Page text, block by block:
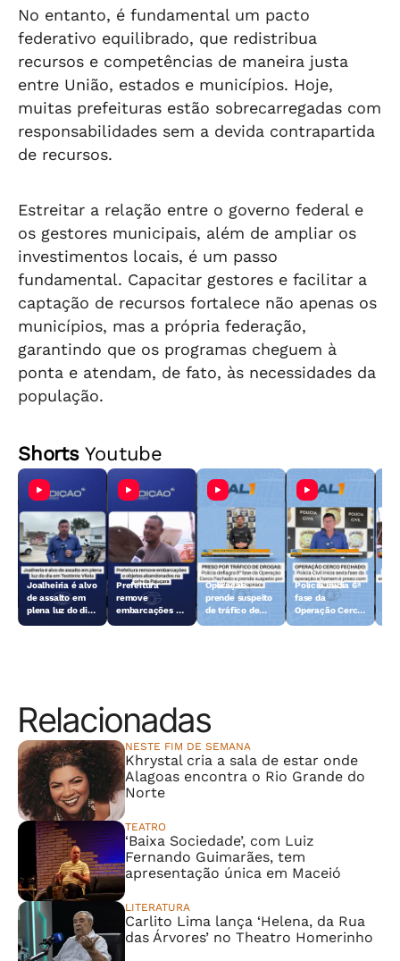
No entanto, é fundamental um pacto
federativo equilibrado, que redistribua
recursos e competências de maneira justa
entre União, estados e municípios. Hoje,
muitas prefeituras estão sobrecarregadas com
responsabilidades sem a devida contrapartida
de recursos.
Estreitar a relação entre o governo federal e
os gestores municipais, além de ampliar os
investimentos locais, é um passo
fundamental. Capacitar gestores e facilitar a
captação de recursos fortalece não apenas os
municípios, mas a própria federação,
garantindo que os programas cheguem à
ponta e atendam, de fato, às necessidades da
população.
ShortsYoutube
Joalheiria é alvo
de assalto em
plena luz do dia
Prefeitura
remove
embarcações e
Operação
prende suspeito
de tráfico de
Polícia inicia 6ª
fase da
Operação Cerco
Relacionadas
NESTE FIM DE SEMANA
Khrystal cria a sala de estar onde
Alagoas encontra o Rio Grande do
Norte
TEATRO
‘Baixa Sociedade’, com Luiz
Fernando Guimarães, tem
apresentação única em Maceió
LITERATURA
Carlito Lima lança ‘Helena, da Rua
das Árvores’ no Theatro Homerinho